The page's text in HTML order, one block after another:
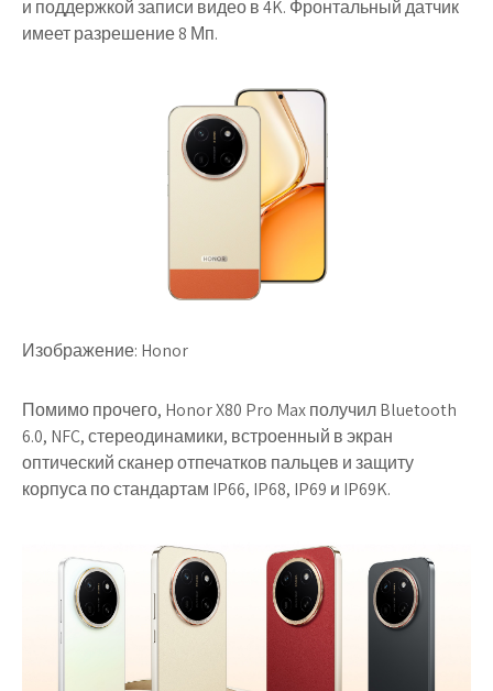
и поддержкой записи видео в 4K. Фронтальный датчик
имеет разрешение 8 Мп.
Изображение: Honor
Помимо прочего, Honor X80 Pro Max получил Bluetooth
6.0, NFC, стереодинамики, встроенный в экран
оптический сканер отпечатков пальцев и защиту
корпуса по стандартам IP66, IP68, IP69 и IP69K.